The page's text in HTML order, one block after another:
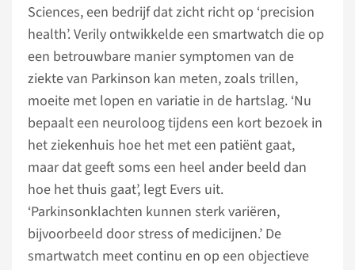
Sciences, een bedrijf dat zicht richt op ‘precision
health’. Verily ontwikkelde een smartwatch die op
een betrouwbare manier symptomen van de
ziekte van Parkinson kan meten, zoals trillen,
moeite met lopen en variatie in de hartslag. ‘Nu
bepaalt een neuroloog tijdens een kort bezoek in
het ziekenhuis hoe het met een patiënt gaat,
maar dat geeft soms een heel ander beeld dan
hoe het thuis gaat’, legt Evers uit.
‘Parkinsonklachten kunnen sterk variëren,
bijvoorbeeld door stress of medicijnen.’ De
smartwatch meet continu en op een objectieve